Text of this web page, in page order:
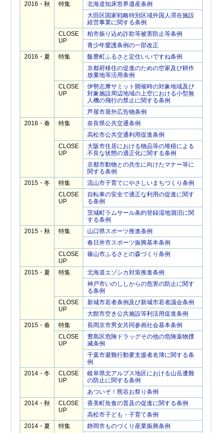
2016・秋
特集
北海道知床世界遺産条例
大田区国家戦略特別区域外国人滞在施設
経営事業に関する条例
CLOSE
UP
柏市振り込め詐欺等被害防止等条例
青少年愛護条例の一部改正
2016・夏
特集
飯豊町ふるさと定住いいですね条例
京都府移住の促進のための空家及び耕作
放棄地等活用条例
CLOSE
UP
伊勢志摩サミット開催時の対象地域及び
対象施設周辺地域の上空における小型無
人機の飛行の禁止に関する条例
芦屋市屋外広告物条例
2016・春
特集
奈良県公共交通条例
高松市公共交通利用促進条例
CLOSE
UP
大阪市住居における物品等の堆積による
不良な状態の適正化に関する条例
京都市動物との共生に向けたマナー等に
関する条例
2015・冬
特集
流山市子育てにやさしいまちづくり条例
CLOSE
UP
自転車の安全で適正な利用の促進に関す
る条例
茨城町ラムサール条約登録湿地涸沼に関
する条例
2015・秋
特集
山口県スポーツ推進条例
春日井市スポーツ振興基本条例
CLOSE
UP
篠山市ふるさとの森づくり条例
2015・夏 特集
北海道エゾシカ対策推進条例
神戸市いのししからの危害の防止に関す
る条例
CLOSE
UP
新城市若者条例及び新城市若者議会条例
大館市空き公共施設等利活用促進条例
2015・春
特集
長岡京市男女共同参画社会基本条例
CLOSE
UP
豊島区危険ドラッグその他の危険薬物撲
滅条例
千葉市避難行動要支援者名簿に関する条
例
2014・冬
CLOSE
UP
岐阜県北アルプス地区における山岳遭難
の防止に関する条例
あついぞ！熊谷お祭り条例
2014・秋
CLOSE
UP
香美町魚食の普及の促進に関する条例
高松市子ども・子育て条例
2014・夏
特集
静岡市ものづくり産業振興条例